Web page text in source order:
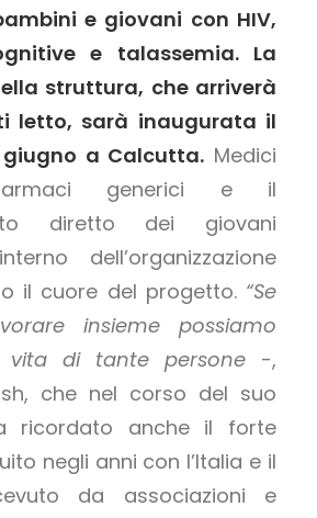
e giovani con HIV,
e talassemia. La
struttura, che arriverà
letto, sarà inaugurata il
a Calcutta. Medici
generici e il
diretto dei giovani
dell’organizzazione
il cuore del progetto. “Se
insieme possiamo
vita di tante persone -,
che nel corso del suo
ricordato anche il forte
negli anni con l’Italia e il
da associazioni e